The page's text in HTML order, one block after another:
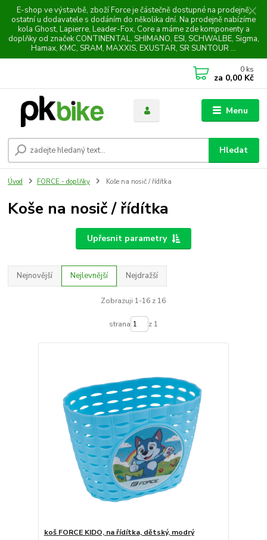
E-shop ve výstavbě, zboží Force je částečně dostupné na prodejně,
ostatní u dodavatele s dodáním do několika dní. Na prodejně nabízíme
kola Ghost, Lapierre, Leader-Fox, Core a máme zde komponenty a
doplňky od značek CONTINENTAL, SHIMANO, ESI, SCHWALBE, Sigma,
Hamax, KMC, SRAM, MAXXIS, EXUSTAR, SR SUNTOUR ...
Menu
Hledat
0 ks
za 0,00 Kč
Úvod FORCE - doplňky Koše na nosič / řídítka
Koše na nosič / řídítka
Upřesnit parametry
Nejnovější Nejlevnější Nejdražší
Zobrazuji 1-16 z 16
strana z 1
koš FORCE KIDO, na řídítka, dětský, modrý